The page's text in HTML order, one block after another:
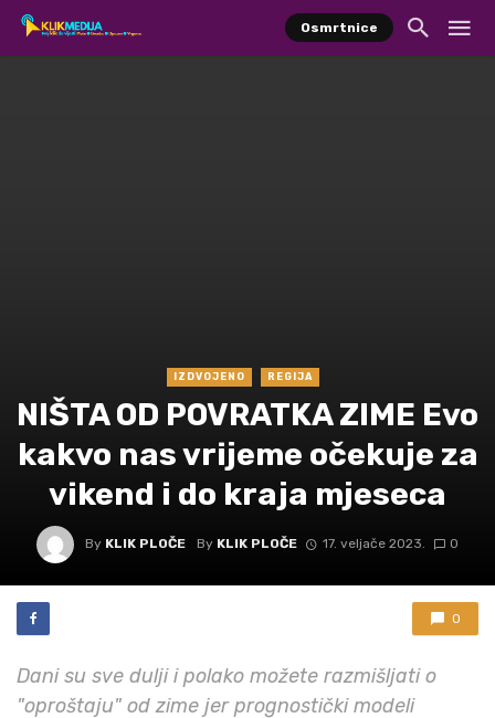
Osmrtnice
IZDVOJENO REGIJA
NIŠTA OD POVRATKA ZIME Evo
kakvo nas vrijeme očekuje za
vikend i do kraja mjeseca
By KLIK PLOČE By KLIK PLOČE 17. veljače 2023. 0
0
Dani su sve dulji i polako možete razmišljati o
"oproštaju" od zime jer prognostički modeli